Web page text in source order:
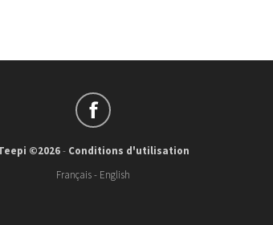
©2026- Conditions d'utilisation
Français- English